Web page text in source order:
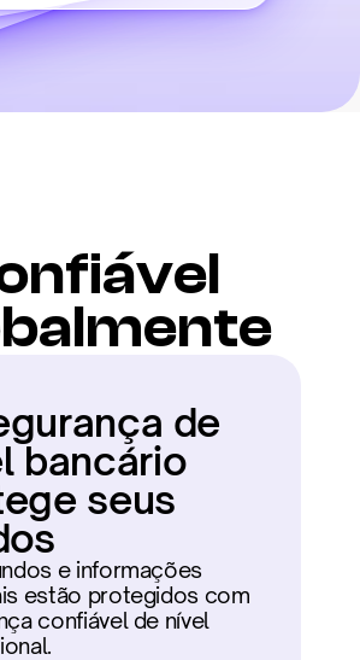
de
bancário
seus
e informações
estão protegidos com
confiável de nível